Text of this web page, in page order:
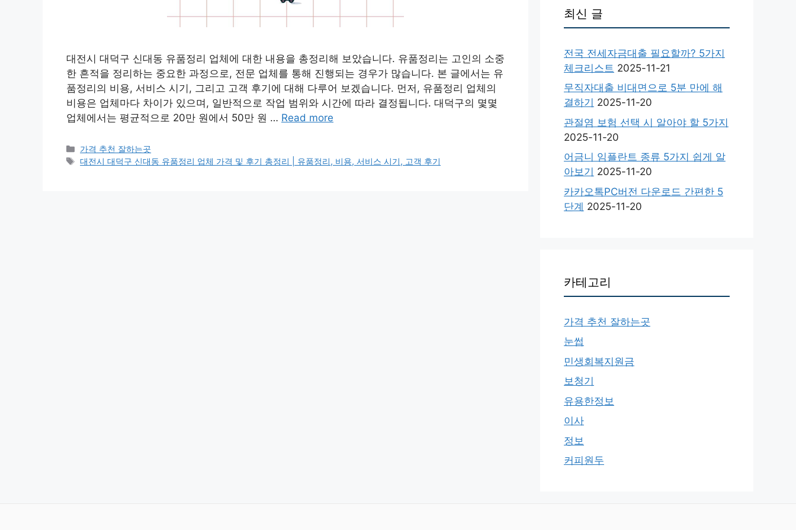
대전시 대덕구 신대동 유품정리 업체에 대한 내용을 총정리해 보았습니다. 유품정리는 고인의 소중
한 흔적을 정리하는 중요한 과정으로, 전문 업체를 통해 진행되는 경우가 많습니다. 본 글에서는 유
품정리의 비용, 서비스 시기, 그리고 고객 후기에 대해 다루어 보겠습니다. 먼저, 유품정리 업체의
비용은 업체마다 차이가 있으며, 일반적으로 작업 범위와 시간에 따라 결정됩니다. 대덕구의 몇몇
업체에서는 평균적으로 20만 원에서 50만 원 … Read more
카
테
가격 추천 잘하는곳
태
대전시 대덕구 신대동 유품정리 업체 가격 및 후기 총정리 | 유품정리, 비용, 서비스 시기, 고객 후기
최신 글
전국 전세자금대출 필요할까? 5가지
체크리스트 2025-11-21
무직자대출 비대면으로 5분 만에 해
결하기 2025-11-20
관절염 보험 선택 시 알아야 할 5가지
2025-11-20
어금니 임플란트 종류 5가지 쉽게 알
아보기 2025-11-20
카카오톡PC버전 다운로드 간편한 5
단계 2025-11-20
카테고리
가격 추천 잘하는곳
눈썹
민생회복지원금
보청기
유용한정보
이사
정보
커피원두